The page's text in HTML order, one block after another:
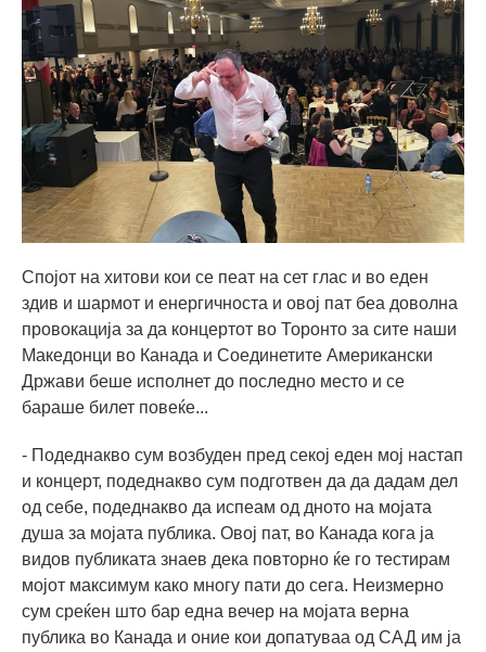
Спојот на хитови кои се пеат на сет глас и во еден
здив и шармот и енергичноста и овој пат беа доволна
провокација за да концертот во Торонто за сите наши
Македонци во Канада и Соединетите Американски
Држави беше исполнет до последно место и се
бараше билет повеќе...
- Подеднакво сум возбуден пред секој еден мој настап
и концерт, подеднакво сум подготвен да да дадам дел
од себе, подеднакво да испеам од дното на мојата
душа за мојата публика. Овој пат, во Канада кога ја
видов публиката знаев дека повторно ќе го тестирам
мојот максимум како многу пати до сега. Неизмерно
сум среќен што бар една вечер на мојата верна
публика во Канада и оние кои допатуваа од САД им ја